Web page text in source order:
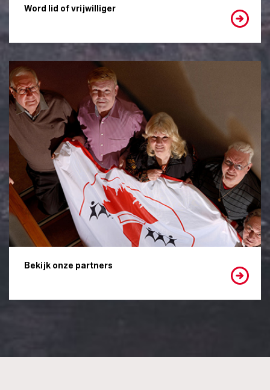
Word lid of vrijwilliger
Bekijk onze partners